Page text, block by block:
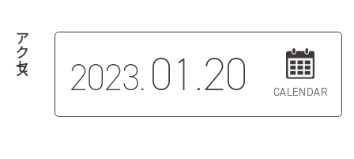
アクセス 2023.01.20 CALENDAR